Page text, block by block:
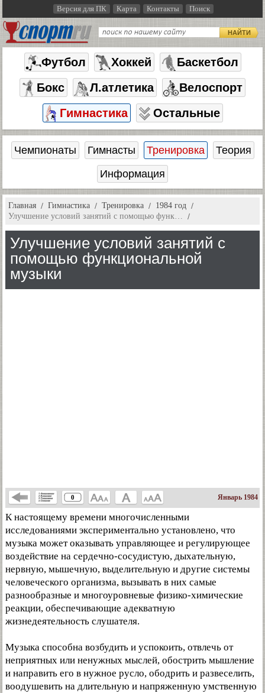
Версия для ПК Карта Контакты Поиск
НАЙТИ
Футбол Хоккей
Баскетбол
Бокс
Л.атлетика
Велоспорт
Гимнастика
Остальные
Чемпионаты Гимнасты Тренировка
Теория
Информация
Главная Гимнастика Тренировка
1984 год
Улучшение условий занятий с помощью функ…
Улучшение условий занятий с
помощью функциональной
музыки
0 Январь 1984
К настоящему времени многочисленными
исследованиями экспериментально установлено, что
музыка может оказывать управляющее и регулирующее
воздействие на сердечно-сосудистую, дыхательную,
нервную, мышечную, выделительную и другие системы
человеческого организма, вызывать в них самые
разнообразные и многоуровневые физико-химические
реакции, обеспечивающие адекватную
жизнедеятельность слушателя.
Музыка способна возбудить и успокоить, отвлечь от
неприятных или ненужных мыслей, обострить мышление
и направить его в нужное русло, ободрить и развеселить,
воодушевить на длительную и напряженную умственную